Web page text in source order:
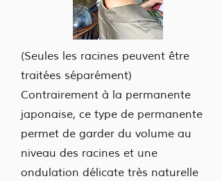
(Seules les racines peuvent être
traitées séparément)
Contrairement à la permanente
japonaise, ce type de permanente
permet de garder du volume au
niveau des racines et une
ondulation délicate très naturelle